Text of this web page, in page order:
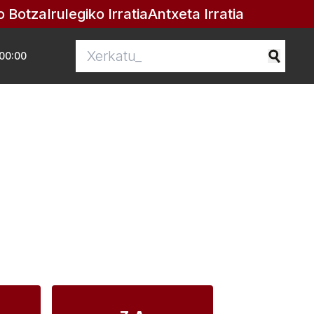
BotzaIrulegiko IrratiaAntxeta Irratia